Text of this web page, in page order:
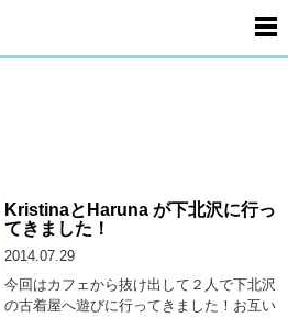
KristinaとHaruna が下北沢に行っ
てきました！
2014.07.29
今回はカフェから抜け出して２人で下北沢
の古着屋へ遊びに行ってきました！お互い